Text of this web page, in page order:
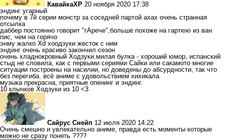
КавайкаXP 20 ноября 2020 17:38
эндинг угарный
почему в 7й серии монстр за соседней партой ахах очень странная
отсылка
даббер постоянно говорит "гАрече",больше похоже на гартюю из ван
пис, чем на горячо
энму жалко Xd хоодзуки жесток с ним
эндинг очень красиво закончил сезон
очень хладнокровный Ходзуки.милая булка - хороший юмор, испанский
стыд не словила, как с первыми сериями Сайки или сакамото многие
ситуации построены на насилии, но доведены до абсурдности, так что
без перегиба. всё аниме с удовольствием хихикала
музыка прекрасна, приятные опенинг и эндинг.
10 клычков Ходзуки из 10 <3
Сайрус Снейп 12 июля 2020 14:22
Очень смешно и увлекательно аниме, правда есть моменты которые
можно не сразу понять ????